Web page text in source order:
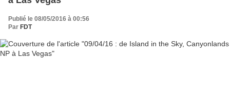
Publié le 08/05/2016 à 00:56
Par FDT